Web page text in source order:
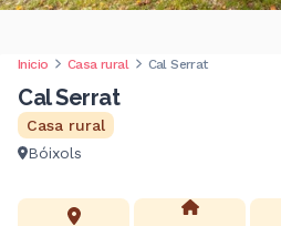
Inicio Casa rural Cal Serrat
Cal Serrat
Casa rural
Bóixols